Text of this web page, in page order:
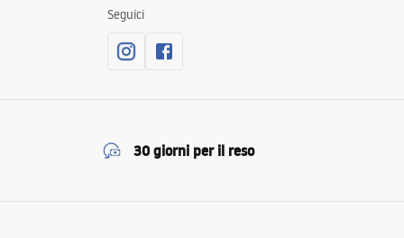
Seguici
30 giorni per il reso